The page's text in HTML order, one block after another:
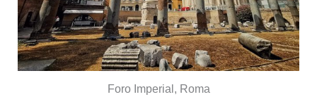
Foro Imperial, Roma